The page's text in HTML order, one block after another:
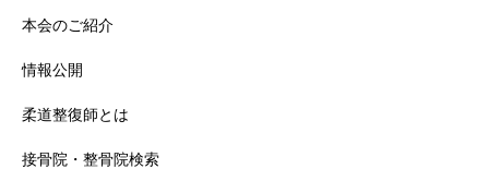
本会のご紹介
情報公開
柔道整復師とは
接骨院・整骨院検索